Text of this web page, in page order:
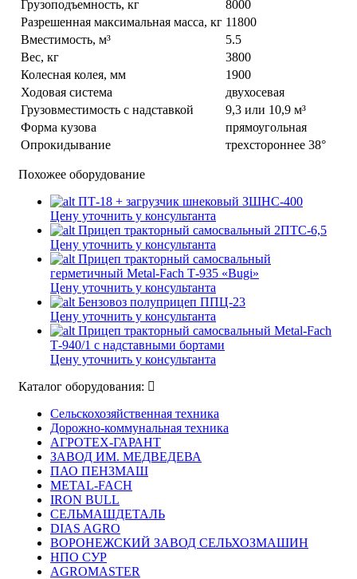
Грузоподъемность, кг
8000
Разрешенная максимальная масса, кг 11800
Вместимость, м³
5.5
Вес, кг
3800
Колесная колея, мм
1900
Ходовая система
двухосевая
Грузовместимость с надставкой
9,3 или 10,9 м³
Форма кузова
прямоугольная
Опрокидывание
трехстороннее 38°
Похожее оборудование
ПТ-18 + загрузчик шнековый ЗШНС-400
Цену уточнить у консультанта
Прицеп тракторный самосвальный 2ПТС-6,5
Цену уточнить у консультанта
Прицеп тракторный самосвальный
герметичный Metal-Fach Т-935 «Bugi»
Цену уточнить у консультанта
Бензовоз полуприцеп ППЦ-23
Цену уточнить у консультанта
Прицеп тракторный самосвальный Metal-Fach
Т-940/1 с надставными бортами
Цену уточнить у консультанта
Каталог оборудования:
Сельскохозяйственная техника
Дорожно-коммунальная техника
АГРОТЕХ-ГАРАНТ
ЗАВОД ИМ. МЕДВЕДЕВА
ПАО ПЕНЗМАШ
METAL-FACH
IRON BULL
СЕЛЬМАШДЕТАЛЬ
DIAS AGRO
ВОРОНЕЖСКИЙ ЗАВОД СЕЛЬХОЗМАШИН
НПО СУР
AGROMASTER